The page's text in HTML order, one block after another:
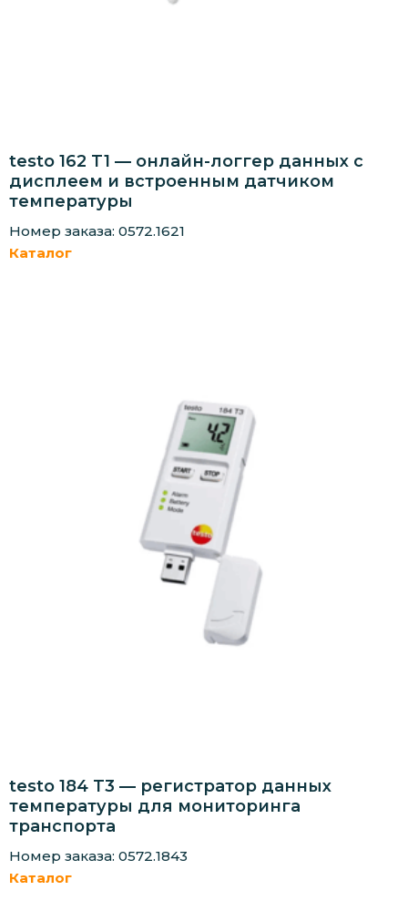
testo 162 T1 — онлайн-логгер данных с
дисплеем и встроенным датчиком
температуры
Номер заказа: 0572.1621
Каталог
testo 184 T3 — регистратор данных
температуры для мониторинга
транспорта
Номер заказа: 0572.1843
Каталог